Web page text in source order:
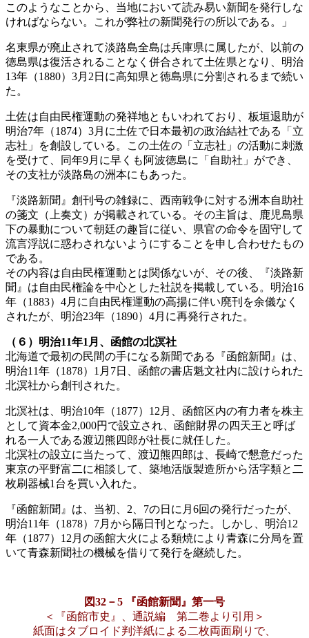
このようなことから、当地において読み易い新聞を発行しな
ければならない。これが弊社の新聞発行の所以である。」
名東県が廃止されて淡路島全島は兵庫県に属したが、以前の
徳島県は復活されることなく併合されて土佐県となり、明治
13年（1880）3月2日に高知県と徳島県に分割されるまで続い
た。
土佐は自由民権運動の発祥地ともいわれており、板垣退助が
明治7年（1874）3月に土佐で日本最初の政治結社である「立
志社」を創設している。この土佐の「立志社」の活動に刺激
を受けて、同年9月に早くも阿波徳島に「自助社」ができ、
その支社が淡路島の洲本にもあった。
『淡路新聞』創刊号の雑録に、西南戦争に対する洲本自助社
の箋文（上奏文）が掲載されている。その主旨は、鹿児島県
下の暴動について朝廷の趣旨に従い、県官の命令を固守して
流言浮説に惑わされないようにすることを申し合わせたもの
である。
その内容は自由民権運動とは関係ないが、その後、『淡路新
聞』は自由民権論を中心とした社説を掲載している。明治16
年（1883）4月に自由民権運動の高揚に伴い廃刊を余儀なく
されたが、明治23年（1890）4月に再発行された。
（６）明治11年1月、函館の北溟社
北海道で最初の民間の手になる新聞である『函館新聞』は、
明治11年（1878）1月7日、函館の書店魁文社内に設けられた
北溟社から創刊された。
北溟社は、明治10年（1877）12月、函館区内の有力者を株主
として資本金2,000円で設立され、函館財界の四天王と呼ば
れる一人である渡辺熊四郎が社長に就任した。
北溟社の設立に当たって、渡辺熊四郎は、長崎で懇意だった
東京の平野富二に相談して、築地活版製造所から活字類と二
枚刷器械1台を買い入れた。
『函館新聞』は、当初、2、7の日に月6回の発行だったが、
明治11年（1878）7月から隔日刊となった。しかし、明治12
年（1877）12月の函館大火による類焼により青森に分局を置
いて青森新聞社の機械を借りて発行を継続した。
図32－5 『函館新聞』第一号
＜『函館市史』、通説編 第二巻より引用＞
紙面はタブロイド判洋紙による二枚両面刷りで、